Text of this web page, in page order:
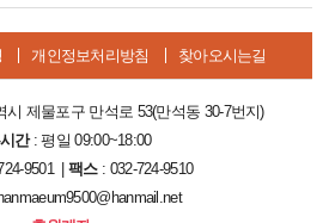
개인정보처리방침 찾아오시는길
시 제물포구 만석로 53(만석동 30-7번지)
간: 평일 09:00~18:00
9501 |팩스: 032-724-9510